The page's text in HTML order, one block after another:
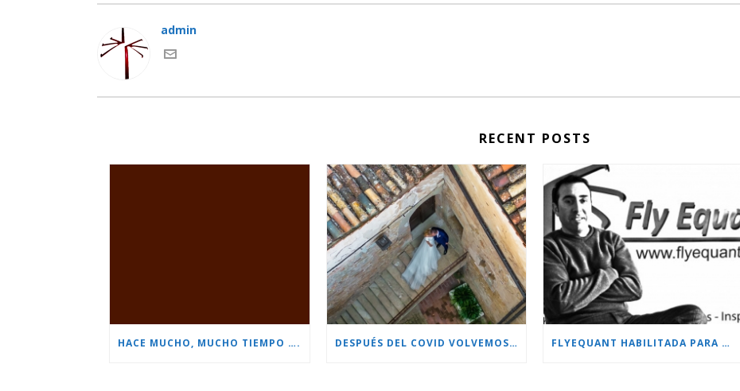
admin
RECENT POSTS
HACE MUCHO, MUCHO TIEMPO …. DESPUÉS DEL COVID VOLVEMOS CON MÁS PROYECTOS!!! FLYEQUANT HABILITADA PARA ESCENARIO ESPECÍFICO.